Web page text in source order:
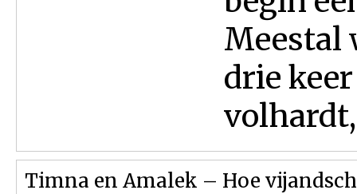
Meestal
drie
Timna en Amalek – Hoe